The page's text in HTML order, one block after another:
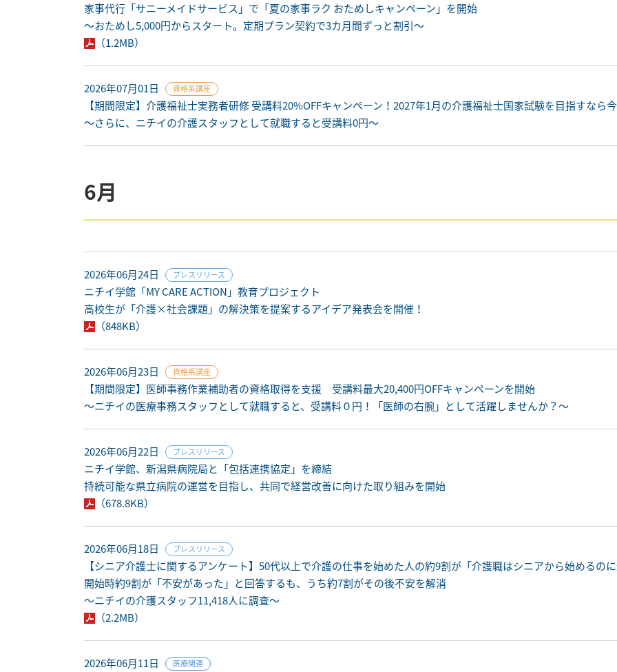
家事代行「サニーメイドサービス」で「夏の家事ラク おためしキャンペーン」を開始
～おためし5,000円からスタート。定期プラン契約で3カ月間ずっと割引～
（1.2MB）
2026年07月01日 資格系講座
【期間限定】介護福祉士実務者研修 受講料20%OFFキャンペーン！2027年1月の介護福祉士国家試験を目指すなら
～さらに、ニチイの介護スタッフとして就職すると受講料0円～
6月
2026年06月24日 プレスリリース
ニチイ学館「MY CARE ACTION」教育プロジェクト
高校生が「介護×社会課題」の解決策を提案するアイデア発表会を開催！
（848KB）
2026年06月23日 資格系講座
【期間限定】医師事務作業補助者の資格取得を支援 受講料最大20,400円OFFキャンペーンを開始
～ニチイの医療事務スタッフとして就職すると、受講料０円！「医師の右腕」として活躍しませんか？～
2026年06月22日 プレスリリース
ニチイ学館、新潟県病院局と「包括連携協定」を締結
持続可能な県立病院の運営を目指し、共同で経営改善に向けた取り組みを開始
（678.8KB）
2026年06月18日 プレスリリース
【シニア介護士に関するアンケート】50代以上で介護の仕事を始めた人の約9割が「介護職はシニアから始めるの
開始時約9割が「不安があった」と回答するも、うち約7割がその後不安を解消
～ニチイの介護スタッフ11,418人に調査～
（2.2MB）
2026年06月11日 医療関連